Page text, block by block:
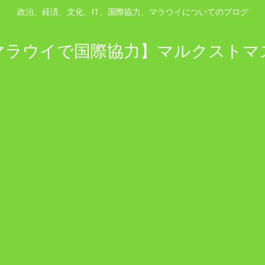
政治、経済、文化、IT、国際協力、マラウイについてのブログ
ラウイで国際協力】マルクストマ